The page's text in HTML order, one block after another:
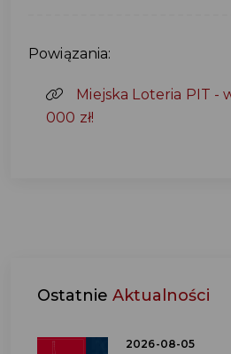
Powiązania:
Miejska Loteria PIT -
000 zł!
Ostatnie Aktualności
2026-08-05